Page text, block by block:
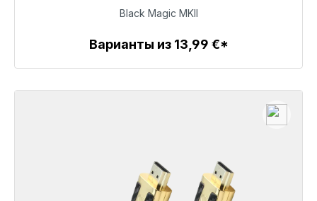
79,99 €
Детали
Black Magic MKII
Варианты из 13,99 €*